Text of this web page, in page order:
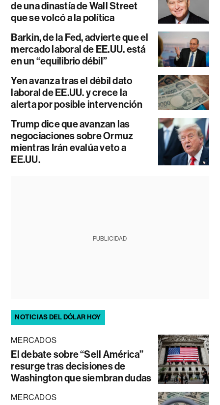
de una dinastía de Wall Street
que se volcó a la política
Barkin, de la Fed, advierte que el
mercado laboral de EE.UU. está
en un “equilibrio débil”
Yen avanza tras el débil dato
laboral de EE.UU. y crece la
alerta por posible intervención
Trump dice que avanzan las
negociaciones sobre Ormuz
mientras Irán evalúa veto a
EE.UU.
PUBLICIDAD
NOTICIAS DEL DÓLAR HOY
MERCADOS
El debate sobre “Sell América”
resurge tras decisiones de
Washington que siembran dudas
MERCADOS